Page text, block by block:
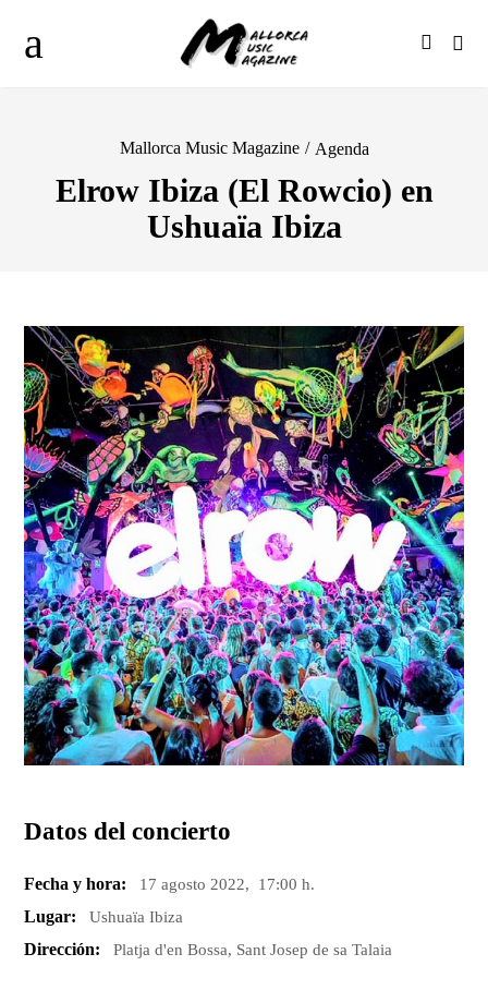
Mallorca Music Magazine / Agenda
Elrow Ibiza (El Rowcio) en
Ushuaïa Ibiza
Datos del concierto
Fecha y hora: 17 agosto 2022, 17:00 h.
Lugar: Ushuaïa Ibiza
Dirección: Platja d'en Bossa, Sant Josep de sa Talaia
Datos del evento